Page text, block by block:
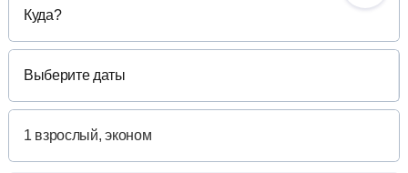
Куда?
Выберите даты